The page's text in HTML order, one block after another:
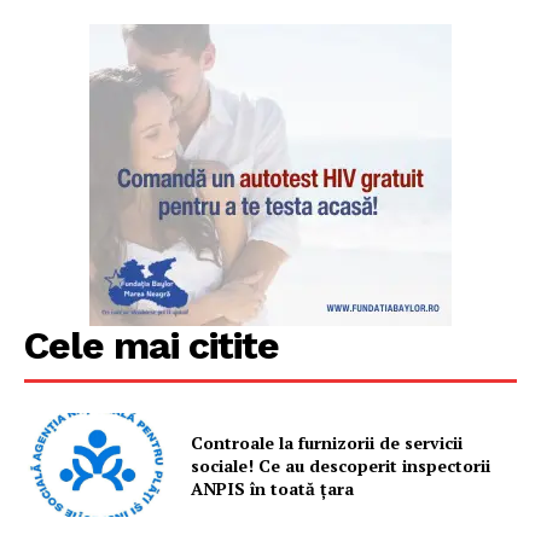
Cele mai citite
Controale la furnizorii de servicii
sociale! Ce au descoperit inspectorii
ANPIS în toată țara